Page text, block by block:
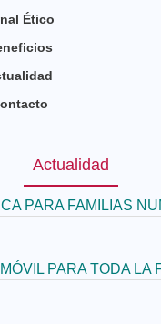
Ético
Actualidad
PARA FAMILIAS
PARA TODA LA